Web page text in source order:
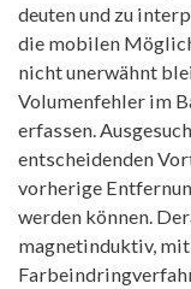
deuten und zu
die mobilen
nicht unerwähnt
Volumenfehler im
erfassen.
entscheidenden
vorherige
werden können.
magnetinduktiv,